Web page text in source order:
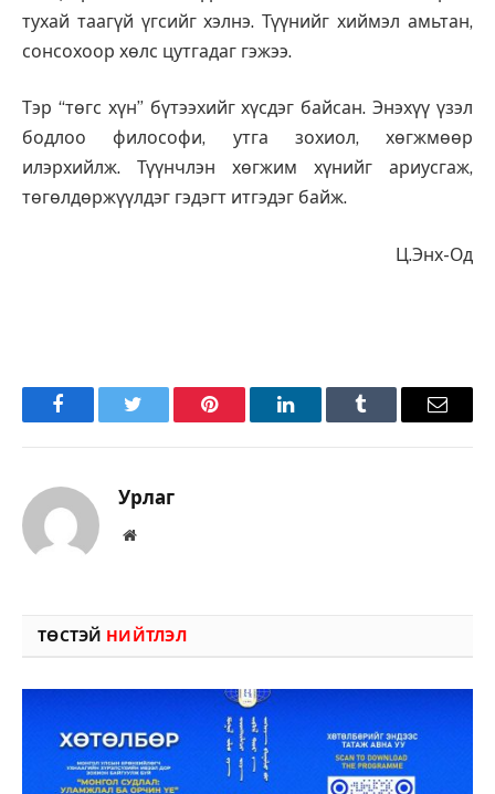
тухай таагүй үгсийг хэлнэ. Түүнийг хиймэл амьтан,
сонсохоор хөлс цутгадаг гэжээ.
Тэр “төгс хүн” бүтээхийг хүсдэг байсан. Энэхүү үзэл
бодлоо философи, утга зохиол, хөгжмөөр
илэрхийлж. Түүнчлэн хөгжим хүнийг ариусгаж,
төгөлдөржүүлдэг гэдэгт итгэдэг байж.
Ц.Энх-Од
FacebookTwitter Pinterest LinkedInTumblr Имэйл
Урлаг
Вэбсайт
ТӨСТЭЙ НИЙТЛЭЛ